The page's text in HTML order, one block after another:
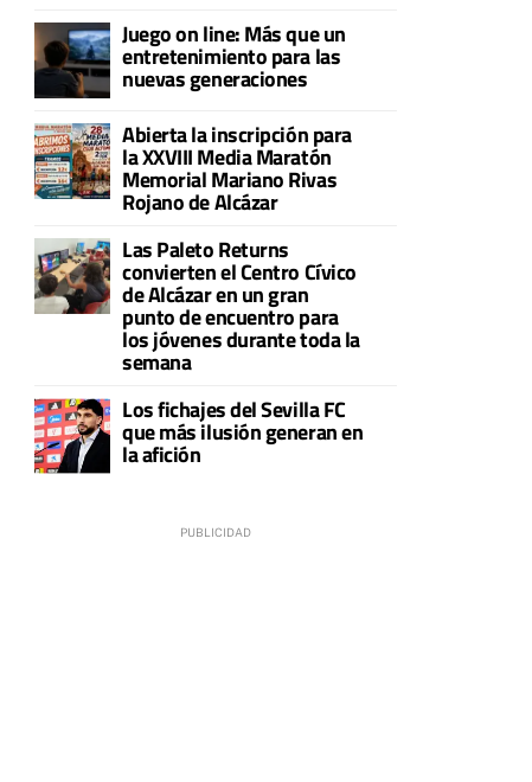
Juego on line: Más que un
entretenimiento para las
nuevas generaciones
Abierta la inscripción para
la XXVIII Media Maratón
Memorial Mariano Rivas
Rojano de Alcázar
Las Paleto Returns
convierten el Centro Cívico
de Alcázar en un gran
punto de encuentro para
los jóvenes durante toda la
semana
Los fichajes del Sevilla FC
que más ilusión generan en
la afición